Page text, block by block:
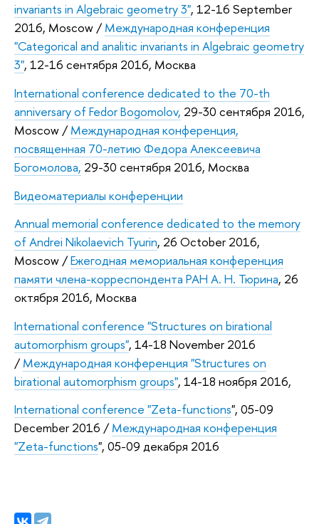
invariants in Algebraic geometry 3", 12-16 September
2016, Moscow /Международная конференция
"Categorical and analitic invariants in Algebraic geometry
3", 12-16 сентября 2016, Москва
International conference dedicated to the 70-th
anniversary of Fedor Bogomolov, 29-30 сентября 2016,
Moscow /Международная конференция,
посвященная 70-летию Федора Алексеевича
Богомолова, 29-30 сентября 2016, Москва
Видеоматериалы конференции
Annual memorial conference dedicated to the memory
of Andrei Nikolaevich Tyurin, 26 October 2016,
Moscow /Ежегодная мемориальная конференция
памяти члена-корреспондента РАН А. Н. Тюрина, 26
октября 2016, Москва
International conference "Structures on birational
automorphism groups", 14-18 November 2016
/Международная конференция "Structures on
birational automorphism groups", 14-18 ноября 2016,
International conference "Zeta-functions", 05-09
December 2016 /Международная конференция
"Zeta-functions", 05-09 декабря 2016